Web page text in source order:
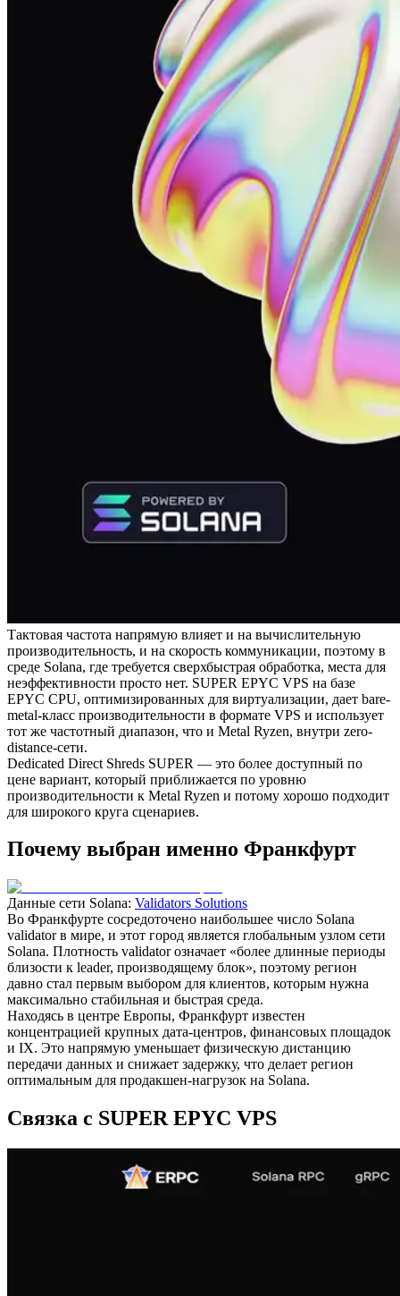
Тактовая частота напрямую влияет и на вычислительную
производительность, и на скорость коммуникации, поэтому в
среде Solana, где требуется сверхбыстрая обработка, места для
неэффективности просто нет. SUPER EPYC VPS на базе
EPYC CPU, оптимизированных для виртуализации, дает bare-
metal-класс производительности в формате VPS и использует
тот же частотный диапазон, что и Metal Ryzen, внутри zero-
distance-сети.
Dedicated Direct Shreds SUPER — это более доступный по
цене вариант, который приближается по уровню
производительности к Metal Ryzen и потому хорошо подходит
для широкого круга сценариев.
Почему выбран именно Франкфурт
Данные сети Solana: Validators Solutions
Во Франкфурте сосредоточено наибольшее число Solana
validator в мире, и этот город является глобальным узлом сети
Solana. Плотность validator означает «более длинные периоды
близости к leader, производящему блок», поэтому регион
давно стал первым выбором для клиентов, которым нужна
максимально стабильная и быстрая среда.
Находясь в центре Европы, Франкфурт известен
концентрацией крупных дата-центров, финансовых площадок
и IX. Это напрямую уменьшает физическую дистанцию
передачи данных и снижает задержку, что делает регион
оптимальным для продакшен-нагрузок на Solana.
Связка с SUPER EPYC VPS